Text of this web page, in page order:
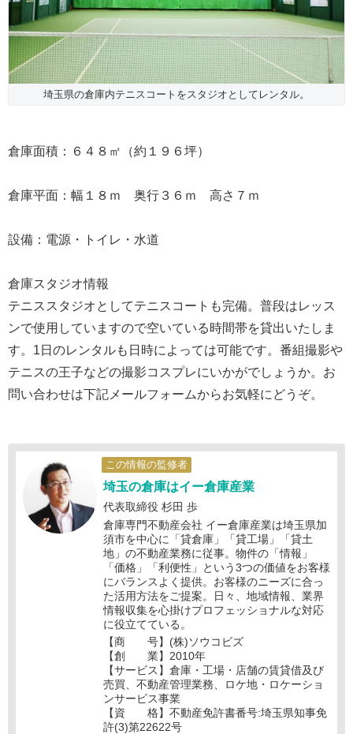
埼玉県の倉庫内テニスコートをスタジオとしてレンタル。
倉庫面積：６４８㎡（約１９６坪）
倉庫平面：幅１８ｍ 奥行３６ｍ 高さ７ｍ
設備：電源・トイレ・水道
倉庫スタジオ情報
テニススタジオとしてテニスコートも完備。普段はレッス
ンで使用していますので空いている時間帯を貸出いたしま
す。1日のレンタルも日時によっては可能です。番組撮影や
テニスの王子などの撮影コスプレにいかがでしょうか。お
問い合わせは下記メールフォームからお気軽にどうぞ。
この情報の監修者
埼玉の倉庫はイー倉庫産業
代表取締役 杉田 歩
倉庫専門不動産会社 イー倉庫産業は埼玉県加
須市を中心に「貸倉庫」「貸工場」「貸土
地」の不動産業務に従事。物件の「情報」
「価格」「利便性」という3つの価値をお客様
にバランスよく提供。お客様のニーズに合っ
た活用方法をご提案。日々、地域情報、業界
情報収集を心掛けプロフェッショナルな対応
に役立てている。
【商 号】(株)ソウコビズ
【創 業】2010年
【サービス】倉庫・工場・店舗の賃貸借及び
売買、不動産管理業務、ロケ地・ロケーショ
ンサービス事業
【資 格】不動産免許書番号:埼玉県知事免
許(3)第22622号